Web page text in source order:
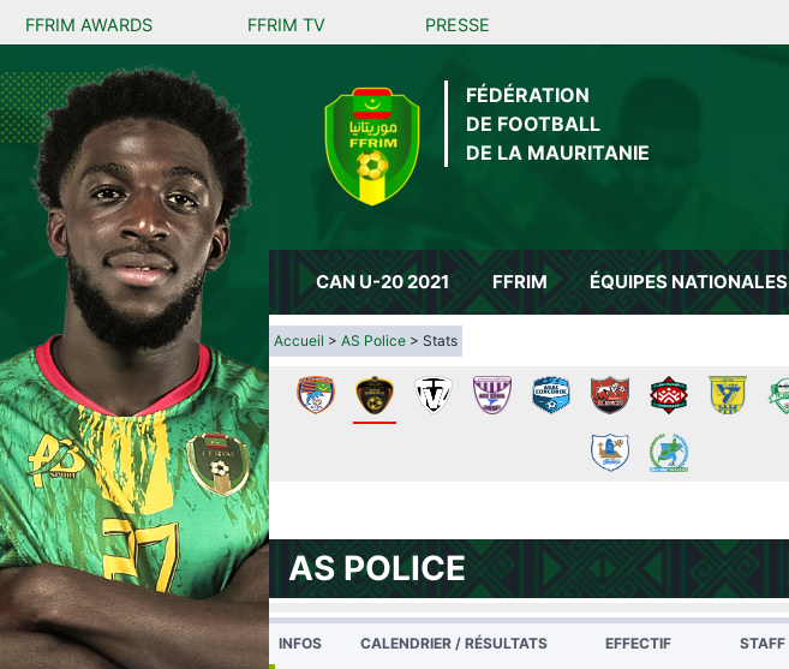
FFRIM AWARDS FFRIM TV PRESSE
FÉDÉRATION
DE FOOTBALL
DE LA MAURITANIE
CAN U-20 2021 FFRIM ÉQUIPES NATIONALES
Accueil > AS Police > Stats
AS POLICE
INFOS CALENDRIER / RÉSULTATS EFFECTIF STAFF